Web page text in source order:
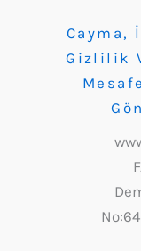
Cayma,
Gizlilik